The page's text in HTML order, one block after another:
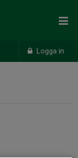
Logga in